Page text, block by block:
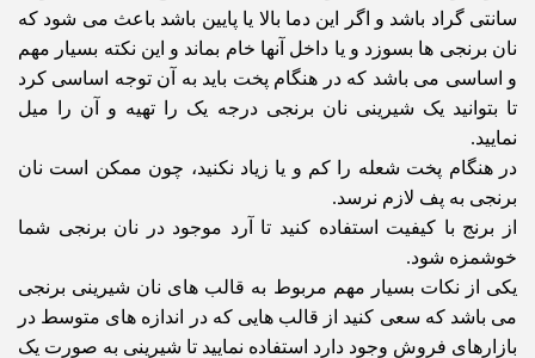
سانتی گراد باشد و اگر این دما بالا یا پایین باشد باعث می شود که
نان برنجی ها بسوزد و یا داخل آنها خام بماند و این نکته بسیار مهم
و اساسی می باشد که در هنگام پخت باید به آن توجه اساسی کرد
تا بتوانید یک شیرینی نان برنجی درجه یک را تهیه و آن را میل
نمایید.
در هنگام پخت شعله را کم و یا زیاد نکنید، چون ممکن است نان
برنجی به پف لازم نرسد.
از برنج با کیفیت استفاده کنید تا آرد موجود در نان برنجی شما
خوشمزه شود.
یکی از نکات بسیار مهم مربوط به قالب های نان شیرینی برنجی
می باشد که سعی کنید از قالب هایی که در اندازه های متوسط در
بازارهای فروش وجود دارد استفاده نمایید تا شیرینی به صورت یک